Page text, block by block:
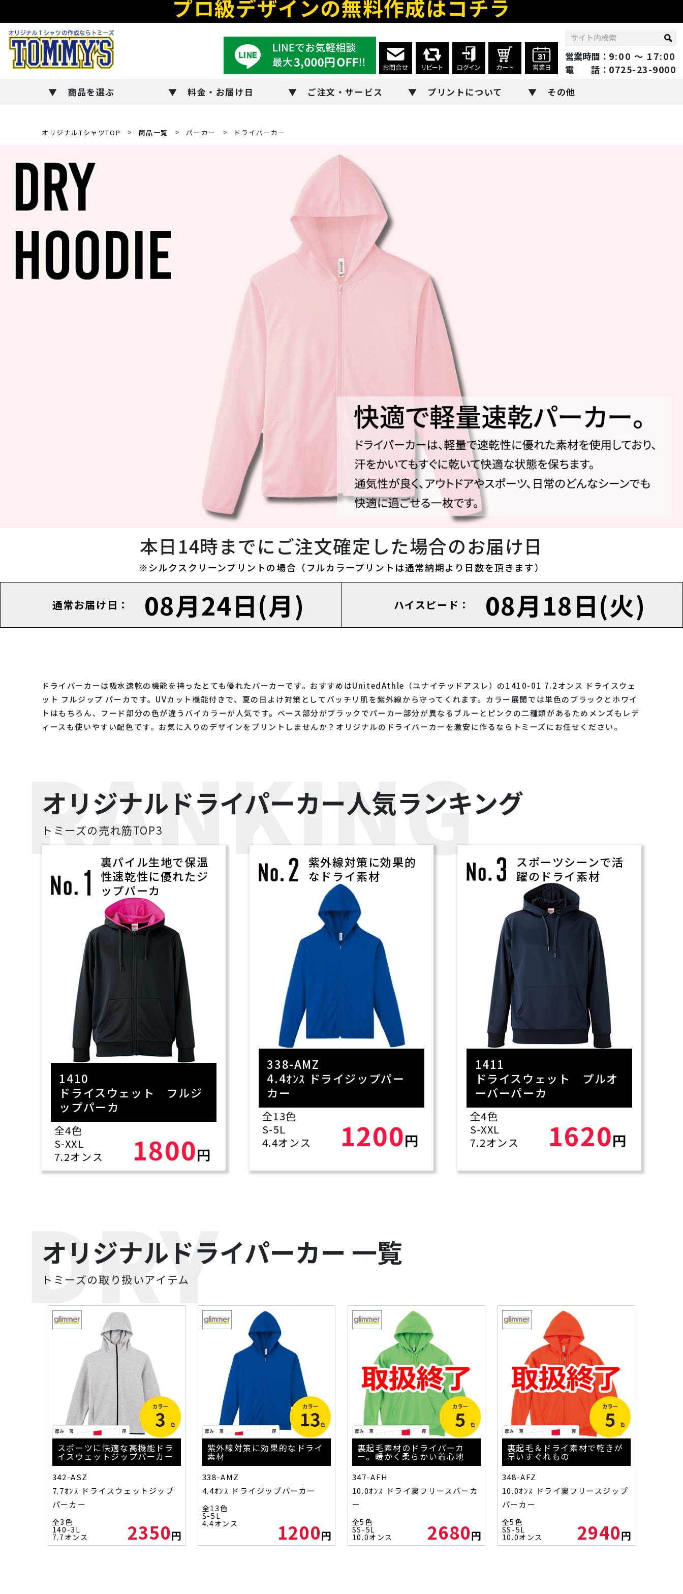
プロ級デザインの無料作成はコチラ
営業時間： 9:00 ～ 17:00
電 話： 0725-23-9000
商品を選ぶ
料金・お届け日 ご注文・サービス プリントについて その他
オリジナルTシャツTOP 商品一覧 パーカー ドライパーカー
本日14時までにご注文確定した場合のお届け日
※シルクスクリーンプリントの場合（フルカラープリントは通常納期より日数を頂きます）
通常お届け日： 08月24日(月) ハイスピード： 08月18日(火)
ドライパーカーは吸水速乾の機能を持ったとても優れたパーカーです。おすすめはUnitedAthle（ユナイテッドアスレ）の1410-01 7.2オンス ドライスウェ
ット フルジップ パーカです。UVカット機能付きで、夏の日よけ対策としてバッチリ肌を紫外線から守ってくれます。カラー展開では単色のブラックとホワイ
トはもちろん、フード部分の色が違うバイカラーが人気です。ベース部分がブラックでパーカー部分が異なるブルーとピンクの二種類があるためメンズもレデ
ィースも使いやすい配色です。お気に入りのデザインをプリントしませんか？オリジナルのドライパーカーを激安に作るならトミーズにお任せください。
RANKING
オリジナルドライパーカー人気ランキング
トミーズの売れ筋TOP3
裏パイル生地で保温
性速乾性に優れたジ
ップパーカ
1410
ドライスウェット フルジ
ップパーカ
全4色
S-XXL
7.2オンス
1800円
紫外線対策に効果的
なドライ素材
338-AMZ
4.4ｵﾝｽ ドライジップパー
カー
全13色
S-5L
4.4オンス
1200円
スポーツシーンで活
躍のドライ素材
1411
ドライスウェット プルオ
ーバーパーカ
全4色
S-XXL
7.2オンス
1620円
DRY
オリジナルドライパーカー 一覧
トミーズの取り扱いアイテム
スポーツに快適な高機能ドラ
イスウェットジップパーカー
342-ASZ
7.7ｵﾝｽ ドライスウェットジップ
パーカー
全3色
140-3L
7.7オンス 2350円
紫外線対策に効果的なドライ
素材
338-AMZ
4.4ｵﾝｽ ドライジップパーカー
全13色
S-5L
4.4オンス 1200円
裏起毛素材のドライパーカ
ー。暖かく柔らかい着心地
347-AFH
10.0ｵﾝｽ ドライ裏フリースパーカ
ー
全5色
SS-5L
10.0オンス 2680円
裏起毛＆ドライ素材で乾きが
早いすぐれもの
348-AFZ
10.0ｵﾝｽ ドライ裏フリースジップ
パーカー
全5色
SS-5L
10.0オンス 2940円